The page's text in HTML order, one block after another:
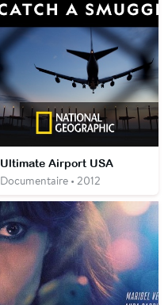
Ultimate Airport USA
Documentaire • 2012